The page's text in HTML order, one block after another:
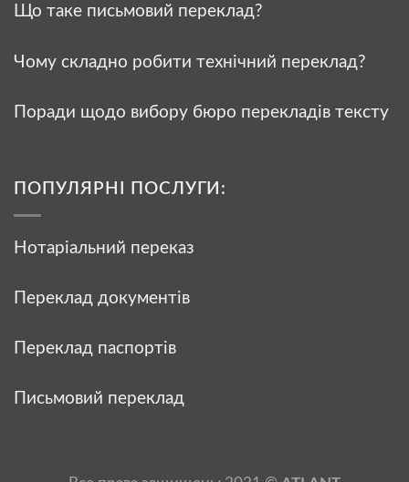
Що таке письмовий переклад?
Чому складно робити технічний переклад?
Поради щодо вибору бюро перекладів тексту
ПОПУЛЯРНІ ПОСЛУГИ:
Нотаріальний переказ
Переклад документів
Переклад паспортів
Письмовий переклад